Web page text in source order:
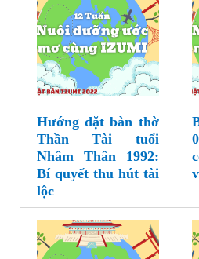
Hướng đặt bàn thờ
Thần Tài tuổi
Nhâm Thân 1992:
Bí quyết thu hút tài
lộc